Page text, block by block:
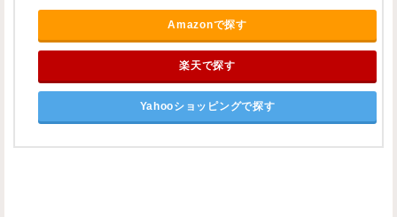
Amazonで探す
楽天で探す
Yahooショッピングで探す